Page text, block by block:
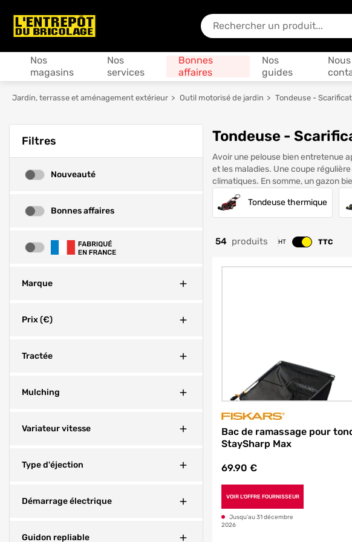
En quoi puis-je vous aider ?
Nos
magasins
Nos
services
Bonnes
affaires
Nos
guides
Nous
Jardin, terrasse et aménagement extérieur Outil motorisé de jardin Tondeuse -
Filtres
NouveautéNouveauté
Bonnes affaires
Bonnes affaires
Fabrication Française
Marque Fermer
Prix (€) Fermer
Tractée Fermer
Mulching Fermer
Variateur vitesse Fermer
Type d'éjection Fermer
Démarrage électrique Fermer
Guidon repliable Fermer
Tondeuse -
Avoir une pelouse bien entretenue
et les maladies. Une coupe
climatiques. En somme, un gazon
Tondeuse thermique
54 produits HT Changer le prix
TTC
Bac de ramassage pour
StaySharp Max
69.90 €
VOIR L'OFFRE FOURNISSEUR
Jusqu’au 31 décembre
2026